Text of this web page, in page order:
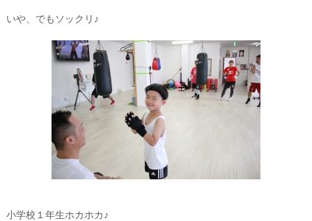
いや、でもソックリ♪
小学校１年生ホカホカ♪